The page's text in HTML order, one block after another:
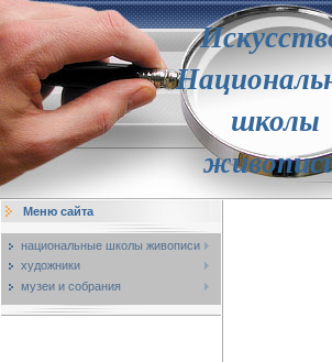
школы
Меню сайта
национальные школы живописи
художники
музеи и собрания